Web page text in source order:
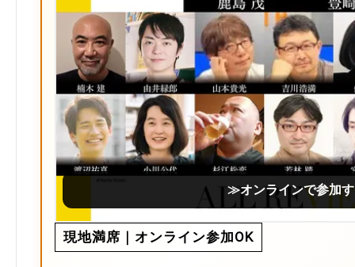
≫オンラインで参加
現地満席｜オンライン参加OK